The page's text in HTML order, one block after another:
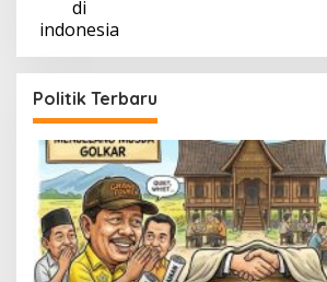
Politik Terbaru